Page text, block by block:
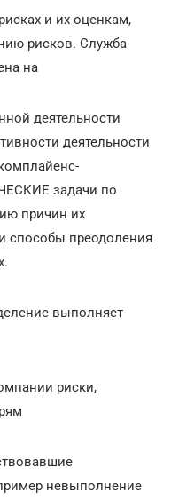
и их оценкам,
рисков. Служба
на
деятельности
деятельности
задачи по
причин их
способы преодоления
выполняет
риски,
невыполнение